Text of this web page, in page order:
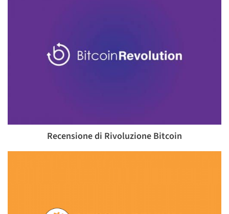
Recensione di Rivoluzione Bitcoin